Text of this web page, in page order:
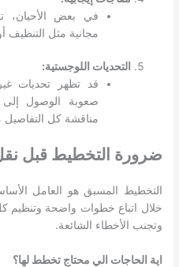
في بعض الأحيان،
مجانية مثل التنظيف
التحديات اللوجستية:
قد تظهر تحديات
صعوبة الوصول إلى
مناقشة كل
ضرورة التخطيط قبل
التخطيط المسبق هو العامل
خلال اتباع خطوات واضحة وتنظيم
وتجنب الأخطاء الشائعة.
اية الحاجات الي محتاج تخطط لها؟